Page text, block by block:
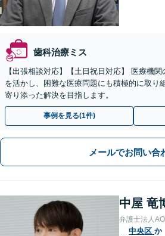
歯科治療ミス
【出張相談対応】【土日祝日対応】 医療機
を活かし、困難な医療問題にも積極的に取り
寄り添った解決を目指します。
事例を見る(1件)
メールでお問い合
中屋 竜
弁護士法人AO
中央区 か